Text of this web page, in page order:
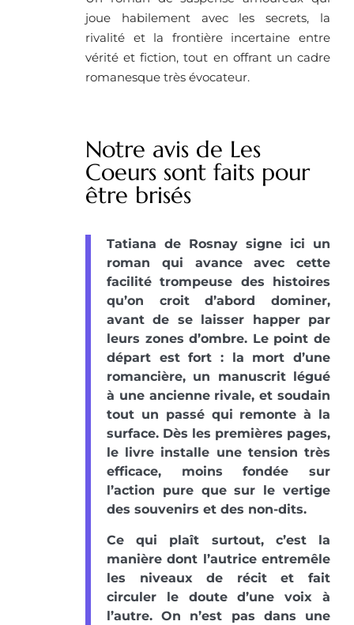
joue habilement avec les secrets, la
rivalité et la frontière incertaine entre
vérité et fiction, tout en offrant un cadre
romanesque très évocateur.
Notre avis de Les
Coeurs sont faits pour
être brisés
Tatiana de Rosnay signe ici un
roman qui avance avec cette
facilité trompeuse des histoires
qu’on croit d’abord dominer,
avant de se laisser happer par
leurs zones d’ombre. Le point de
départ est fort : la mort d’une
romancière, un manuscrit légué
à une ancienne rivale, et soudain
tout un passé qui remonte à la
surface. Dès les premières pages,
le livre installe une tension très
efficace, moins fondée sur
l’action pure que sur le vertige
des souvenirs et des non-dits.
Ce qui plaît surtout, c’est la
manière dont l’autrice entremêle
les niveaux de récit et fait
circuler le doute d’une voix à
l’autre. On n’est pas dans une